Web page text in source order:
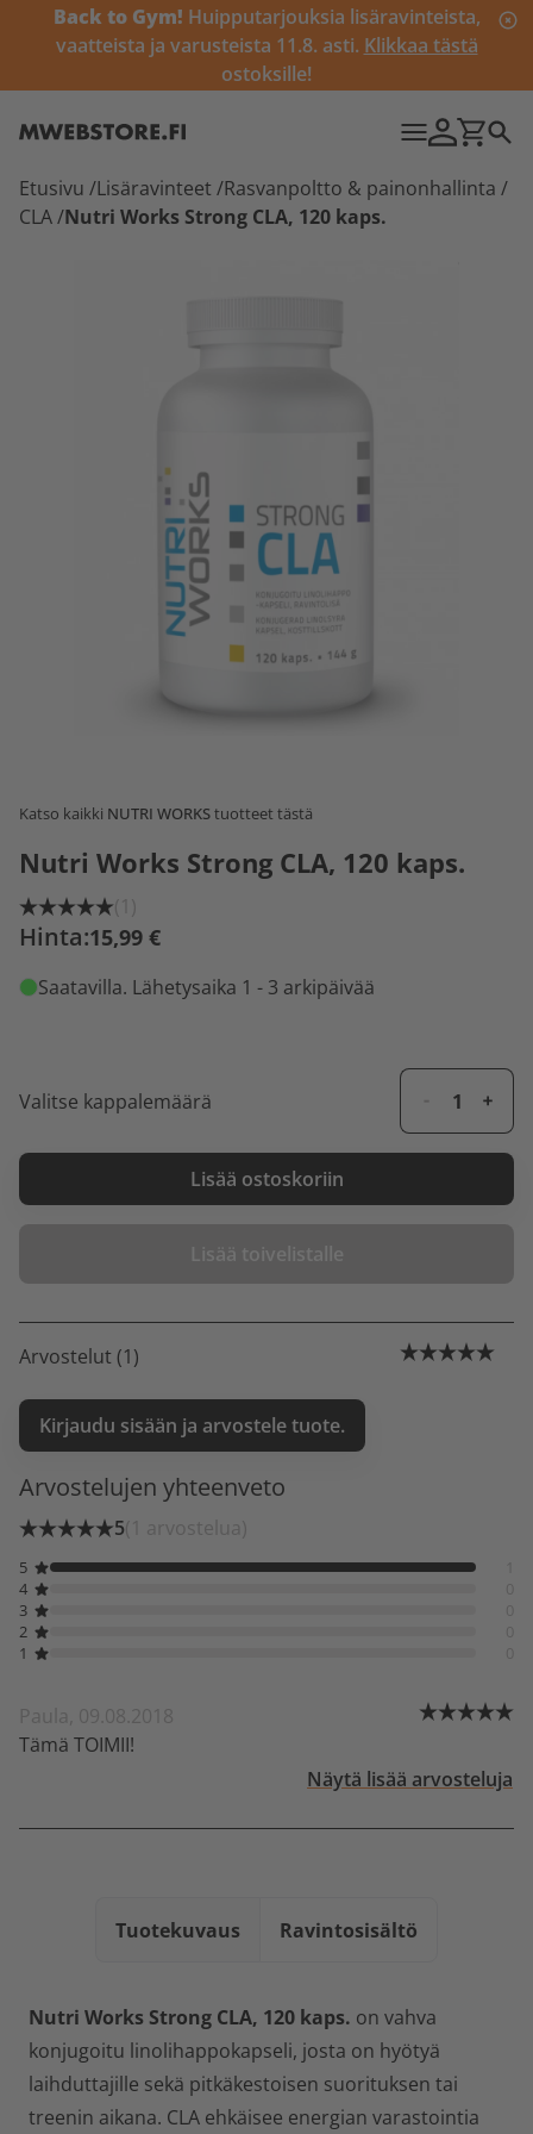
Back to Gym! Huipputarjouksia lisäravinteista,
vaatteista ja varusteista 11.8. asti. Klikkaa tästä
ostoksille!
Etusivu /Lisäravinteet /Rasvanpoltto & painonhallinta /
CLA/Nutri Works Strong CLA, 120 kaps.
Katso kaikki NUTRI WORKStuotteet tästä
Nutri Works Strong CLA, 120 kaps.
(1)
Hinta:15,99 €
Saatavilla. Lähetysaika 1 - 3 arkipäivää
Valitse kappalemäärä
Lisää ostoskoriin
Lisää toivelistalle
Arvostelut (1)
Kirjaudu sisään ja arvostele tuote.
Arvostelujen yhteenveto
5(1 arvostelua)
5
4
3
2
1
Paula, 09.08.2018
Tämä TOIMII!
Näytä lisää arvosteluja
Tuotekuvaus Ravintosisältö
Nutri Works Strong CLA, 120 kaps. on vahva
konjugoitu linolihappokapseli, josta on hyötyä
laihduttajille sekä pitkäkestoisen suorituksen tai
treenin aikana. CLA ehkäisee energian varastointia